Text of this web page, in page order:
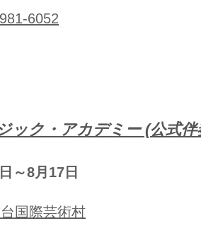
6052
ック・アカデミー (公式伴
～8月17日
国際芸術村